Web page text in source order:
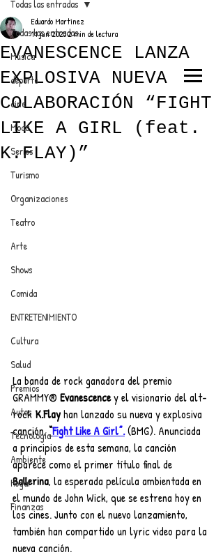
ANUNCIATE CON NOSOTROS
PARA MÁS INFORMACIÓN:
dinamicaseltrendytop@gmail.com
EL TRENDY TOP
CON EDDY MARTINEZ
Todas las entradas
Música
deporte
cine
Moda
Series
Turismo
Organizaciones
Teatro
Arte
Shows
Comida
ENTRETENIMIENTO
Cultura
Salud
Premios
Autos
Tecnología
Ambiente
Hogar
Finanzas
Todas las entradas
EVANESCENCE LANZA
EXPLOSIVA NUEVA
COLABORACIÓN “FIGHT
LIKE A GIRL (feat.
K.FLAY)”
Eduardo Martínez
11 jun 20252 min de lectura
La banda de rock ganadora del premio
GRAMMY® Evanescence y el visionario del alt-
rock K.Flay han lanzado su nueva y explosiva
canción, “Fight Like A Girl”. (BMG). Anunciada
a principios de esta semana, la canción
aparece como el primer título final de
Ballerina, la esperada película ambientada en
el mundo de John Wick, que se estrena hoy en
los cines. Junto con el nuevo lanzamiento,
también han compartido un lyric video para la
nueva canción.